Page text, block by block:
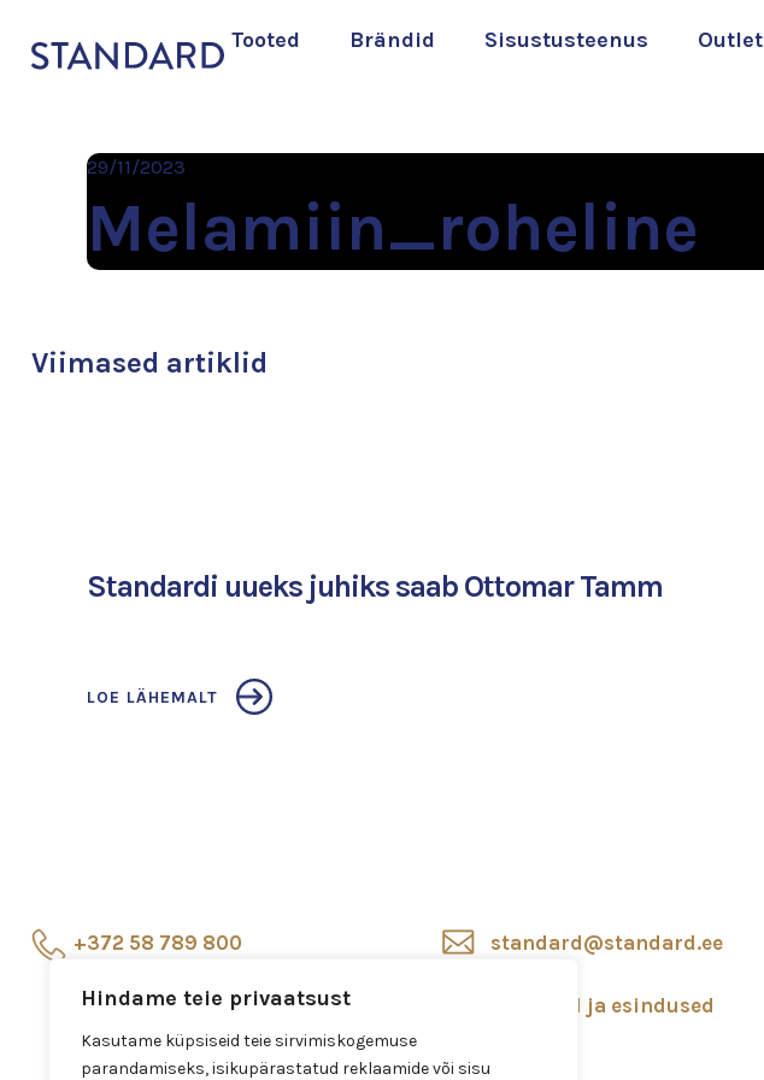
Hindame teie privaatsust
Kasutame küpsiseid teie sirvimiskogemuse
parandamiseks, isikupärastatud reklaamide või sisu
Tooted Brändid Sisustusteenus Outlet
29/11/2023
Melamiin_roheline
Viimased artiklid
Standardi uueks juhiks saab Ottomar Tamm
LOE LÄHEMALT
+372 58 789 800
Esindussalong
standard@standard.ee
Salongid ja esindused